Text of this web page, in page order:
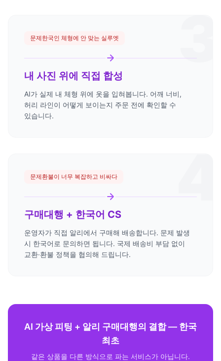
3
문제한국인 체형에 안 맞는 실루엣
내 사진 위에 직접 합성
AI가 실제 내 체형 위에 옷을 입혀봅니다. 어깨 너비,
허리 라인이 어떻게 보이는지 주문 전에 확인할 수
있습니다.
4
문제환불이 너무 복잡하고 비싸다
구매대행 + 한국어 CS
운영자가 직접 알리에서 구매해 배송합니다. 문제 발생
시 한국어로 문의하면 됩니다. 국제 배송비 부담 없이
교환·환불 정책을 협의해 드립니다.
AI 가상 피팅 + 알리 구매대행의 결합 — 한국
최초
같은 상품을 다른 방식으로 파는 서비스가 아닙니다.